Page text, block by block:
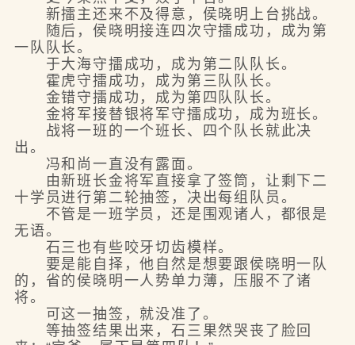
新擂主还来不及得意，侯晓明上台挑战。
随后，侯晓明接连四次守擂成功，成为第
一队队长。
于大海守擂成功，成为第二队队长。
霍虎守擂成功，成为第三队队长。
金错守擂成功，成为第四队队长。
金将军接替银将军守擂成功，成为班长。
战将一班的一个班长、四个队长就此决
出。
冯和尚一直没有露面。
由新班长金将军直接拿了签筒，让剩下二
十学员进行第二轮抽签，决出每组队员。
不管是一班学员，还是围观诸人，都很是
无语。
石三也有些咬牙切齿模样。
要是能自择，他自然是想要跟侯晓明一队
的，省的侯晓明一人势单力薄，压服不了诸
将。
可这一抽签，就没准了。
等抽签结果出来，石三果然哭丧了脸回